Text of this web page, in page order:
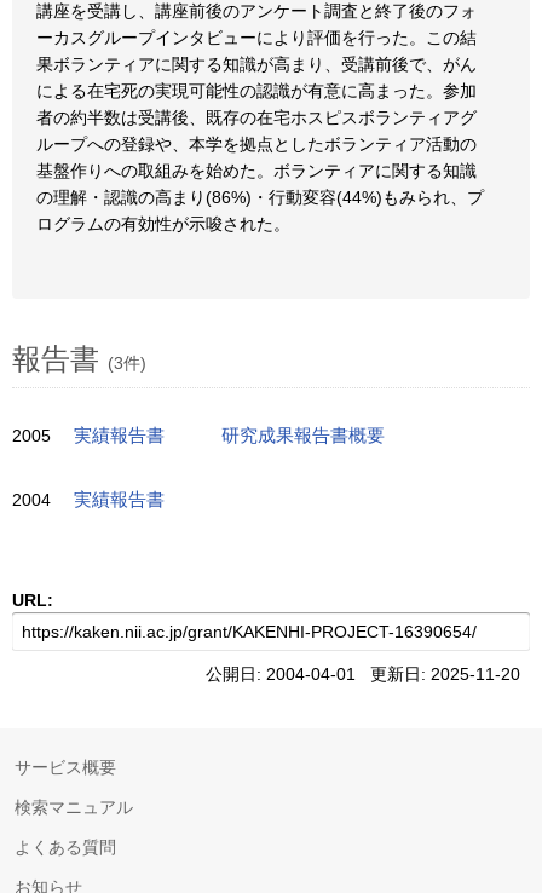
講座を受講し、講座前後のアンケート調査と終了後のフォ
ーカスグループインタビューにより評価を行った。この結
果ボランティアに関する知識が高まり、受講前後で、がん
による在宅死の実現可能性の認識が有意に高まった。参加
者の約半数は受講後、既存の在宅ホスピスボランティアグ
ループへの登録や、本学を拠点としたボランティア活動の
基盤作りへの取組みを始めた。ボランティアに関する知識
の理解・認識の高まり(86%)・行動変容(44%)もみられ、プ
ログラムの有効性が示唆された。
報告書 (3件)
2005 実績報告書 研究成果報告書概要
2004 実績報告書
URL:
公開日: 2004-04-01 更新日: 2025-11-20
サービス概要
検索マニュアル
よくある質問
お知らせ